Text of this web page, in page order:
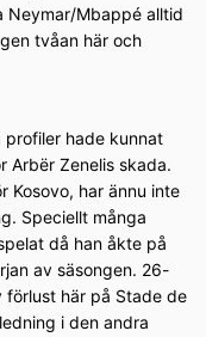
Neymar/Mbappé alltid
tvåan här och
hade kunnat
Arbër Zenelis skada.
Kosovo, har ännu inte
Speciellt många
då han åkte på
av säsongen. 26-
här på Stade de
i den andra